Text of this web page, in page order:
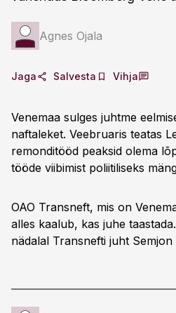
Agnes Ojala
Jaga Salvesta Vihja
Venemaa sulges juhtme
naftaleket. Veebruaris teatas
remonditööd peaksid olema
tööde viibimist poliitiliseks
OAO Transneft, mis on
alles kaalub, kas juhe
nädalal Transnefti juht Semjon